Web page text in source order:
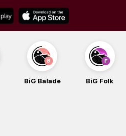
BiG Balade BiG Folk